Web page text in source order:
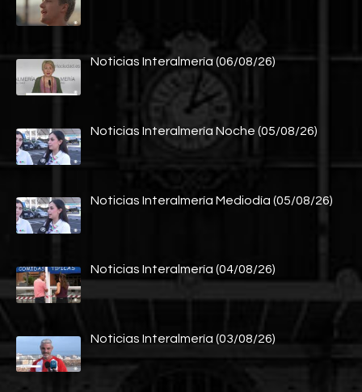
Noticias Interalmería (06/08/26)
Noticias Interalmería Noche (05/08/26)
Noticias Interalmería Mediodía (05/08/26)
Noticias Interalmería (04/08/26)
Noticias Interalmería (03/08/26)